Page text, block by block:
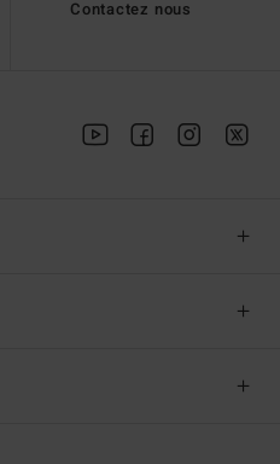
Contactez nous